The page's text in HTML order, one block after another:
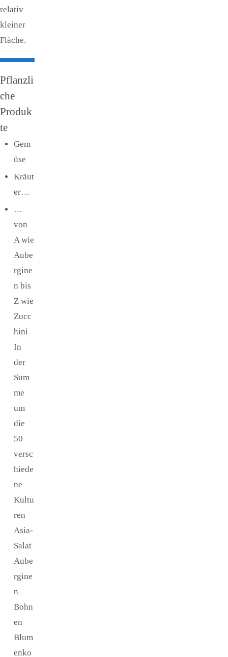
relativ
kleiner
Fläche.
Pflanzli
che
Produk
te
Gem
üse
Kräut
er…
…
von
A wie
Aube
rgine
n bis
Z wie
Zucc
hini
In
der
Sum
me
um
die
50
versc
hiede
ne
Kultu
ren
Asia-
Salat
Aube
rgine
n
Bohn
en
Blum
enko